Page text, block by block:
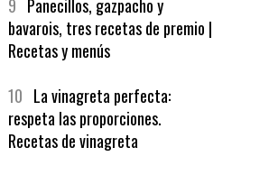
bavarois, tres recetas de premio |
Recetas y menús